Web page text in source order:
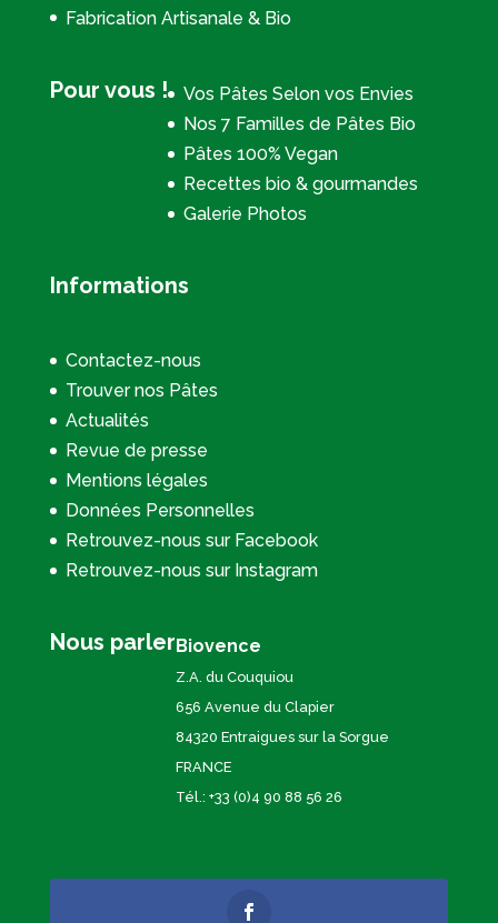
Fabrication Artisanale & Bio
Pour vous !
Vos Pâtes Selon vos Envies
Nos 7 Familles de Pâtes Bio
Pâtes 100% Vegan
Recettes bio & gourmandes
Galerie Photos
Informations
Contactez-nous
Trouver nos Pâtes
Actualités
Revue de presse
Mentions légales
Données Personnelles
Retrouvez-nous sur Facebook
Retrouvez-nous sur Instagram
Nous parler Biovence
Z.A. du Couquiou
656 Avenue du Clapier
84320 Entraigues sur la Sorgue
FRANCE
Tél.: +33 (0)4 90 88 56 26